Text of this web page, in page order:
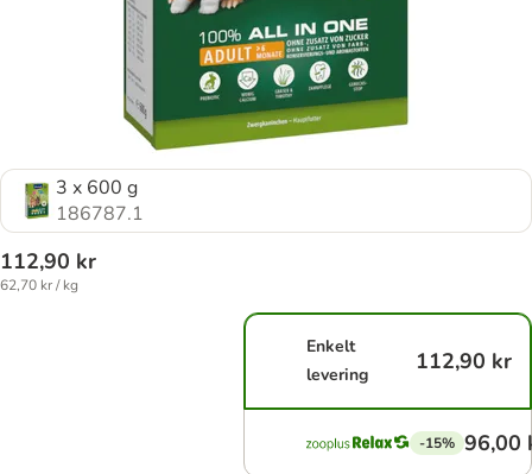
3 x 600 g
186787.1
112,90 kr
62,70 kr / kg
Enkelt
levering
112,90 kr
-15% 96,00